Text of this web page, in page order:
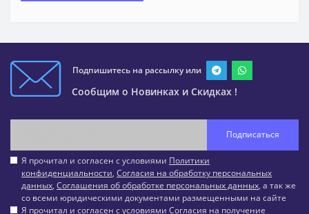
Подпишитесь на рассылку или
Сообщим о Новинках и Скидках !
Подписаться
Я прочитал и согласен с условиями Политики
конфиденциальности, Согласия на обработку персональных
данных, Соглашения об обработке персональных данных, а так же
со всеми юридическими документами размещенными на сайте
Я прочитал и согласен с условиями Согласия на получение